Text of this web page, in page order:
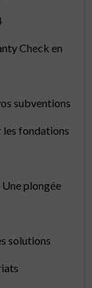
Check en
subventions
les fondations
plongée
solutions